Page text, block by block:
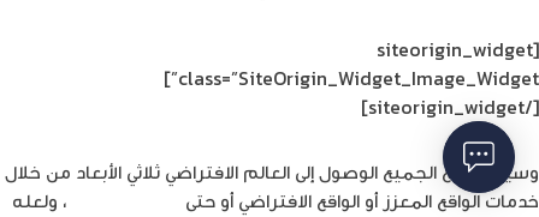
[siteorigin_widget
class=”SiteOrigin_Widget_Image_Widget”]
[/siteorigin_widget]
وسيستطيع الجميع الوصول إلى العالم الافتراضي ثلاثي الأبعاد من خلال
خدمات الواقع المعزز أو الواقع الافتراضي أو حتى
، ولعله